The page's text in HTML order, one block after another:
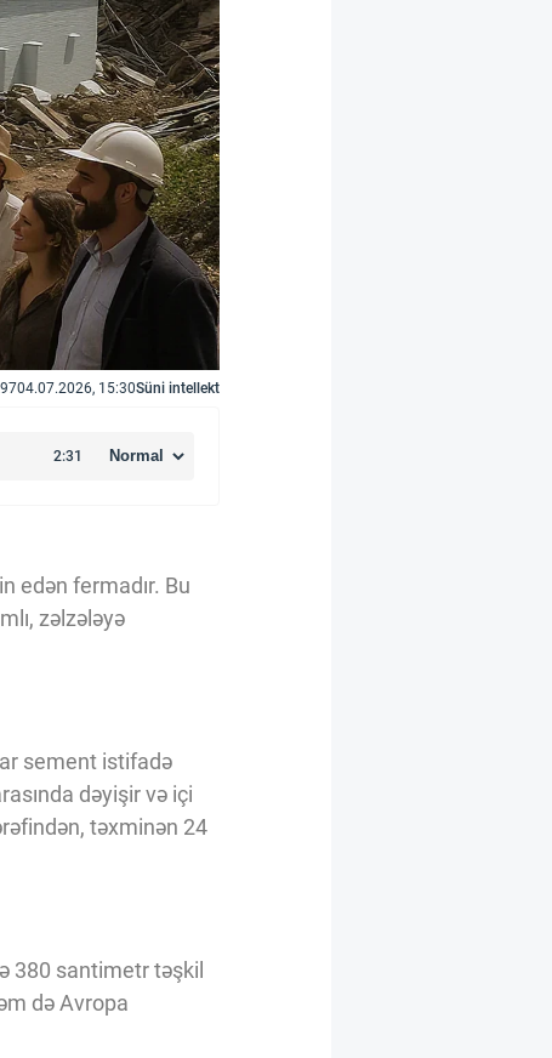
04.07.2026, 15:30Süni intellekt
edən fermadır. Bu
zəlzələyə
sement istifadə
dəyişir və içi
təxminən 24
380 santimetr təşkil
də Avropa